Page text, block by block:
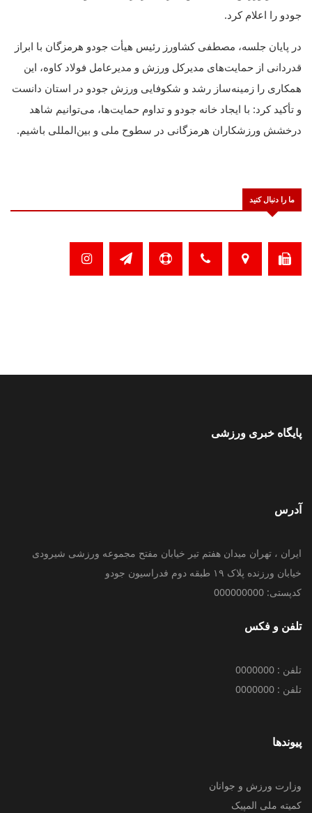
جودو را اعلام کرد.
در پایان جلسه، مصطفی کشاورز رئیس هیأت جودو هرمزگان با ابراز
قدردانی از حمایت‌های مدیرکل ورزش و مدیرعامل فولاد کاوه، این
همکاری را زمینه‌ساز رشد و شکوفایی ورزش جودو در استان دانست
و تأکید کرد: با ایجاد خانه جودو و تداوم حمایت‌ها، می‌توانیم شاهد
درخشش ورزشکاران هرمزگانی در سطوح ملی و بین‌المللی باشیم.
ما را دنبال کنید
پایگاه خبری ورزشی
آدرس
ایران ، تهران میدان هفتم تیر خیابان مفتح مجموعه ورزشی شیرودی
خیابان ورزنده پلاک ۱۹ طبقه دوم فدراسیون جودو
کدپستی: 000000000
تلفن و فکس
تلفن : 0000000
تلفن : 0000000
پیوندها
وزارت ورزش و جوانان
کمیته ملی المپیک